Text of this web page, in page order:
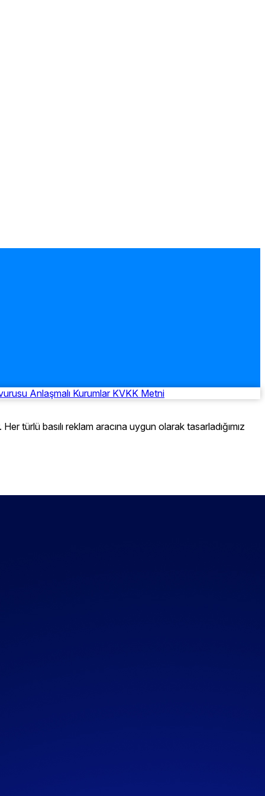
Anlaşmalı Kurumlar KVKK Metni
türlü basılı reklam aracına uygun olarak tasarladığımız